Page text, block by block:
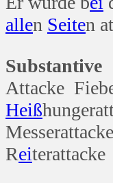
allen Seiten
Substantive
Attacke
Heiß
Reiterattacke